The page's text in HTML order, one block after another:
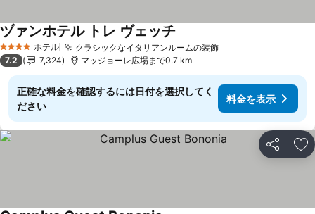
4 ホテルのランク
ホテル クラシックなイタリアンルームの装飾料金を表示
ヅァンホテル トレ ヴェッチ
7.2 7,324 マッジョーレ広場まで0.7 km
正確な料金を確認するには日付を選択してく
ださい
料金を表示
シェア お